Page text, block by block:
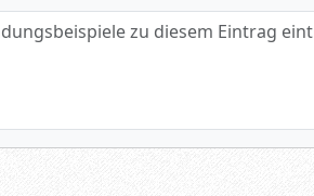
zu diesem Eintrag eintragen.